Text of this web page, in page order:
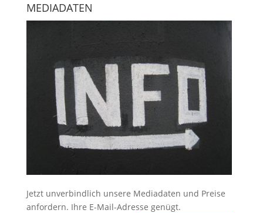
MEDIADATEN
Jetzt unverbindlich unsere Mediadaten und Preise
anfordern. Ihre E-Mail-Adresse genügt.